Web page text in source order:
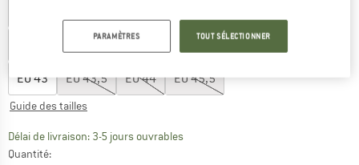
EU43 EU43,5 EU44 EU45,5
Guide des tailles
Délai de livraison: 3-5 jours ouvrablesLe lien s'ouvre dans une boîte
Quantité:
PARAMÈTRES TOUT SÉLECTIONNER